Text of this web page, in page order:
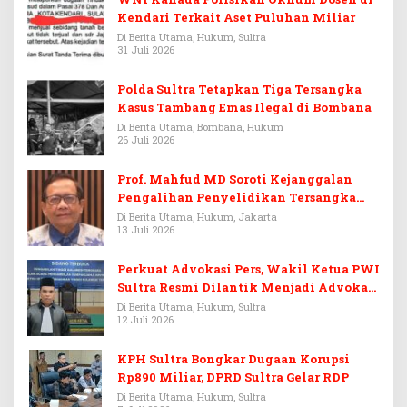
Kendari Terkait Aset Puluhan Miliar
Di Berita Utama, Hukum, Sultra
31 Juli 2026
Polda Sultra Tetapkan Tiga Tersangka
Kasus Tambang Emas Ilegal di Bombana
Di Berita Utama, Bombana, Hukum
26 Juli 2026
Prof. Mahfud MD Soroti Kejanggalan
Pengalihan Penyelidikan Tersangka
Febrie Adriansyah
Di Berita Utama, Hukum, Jakarta
13 Juli 2026
Perkuat Advokasi Pers, Wakil Ketua PWI
Sultra Resmi Dilantik Menjadi Advokat
PERADI
Di Berita Utama, Hukum, Sultra
12 Juli 2026
KPH Sultra Bongkar Dugaan Korupsi
Rp890 Miliar, DPRD Sultra Gelar RDP
Di Berita Utama, Hukum, Sultra